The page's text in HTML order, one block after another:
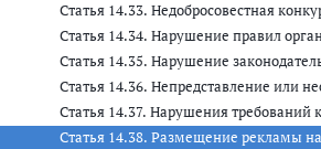
Статья 14.33. Недобросовестная
Статья 14.34. Нарушение правил
Статья 14.35. Нарушение
Статья 14.36. Непредставление или
Статья 14.37. Нарушения требований
Статья 14.38. Размещение рекламы